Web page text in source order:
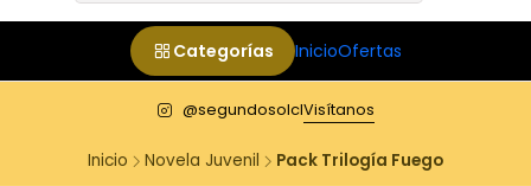
Categorías InicioOfertas
@segundosolclVisítanos
Inicio Novela Juvenil Pack Trilogía Fuego